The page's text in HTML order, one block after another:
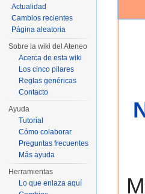
Actualidad
Cambios recientes
Página aleatoria
Sobre la wiki del Ateneo
Acerca de esta wiki
Los cinco pilares
Reglas genéricas
Contacto
Ayuda
Tutorial
Cómo colaborar
Preguntas frecuentes
Más ayuda
Herramientas
Lo que enlaza aquí